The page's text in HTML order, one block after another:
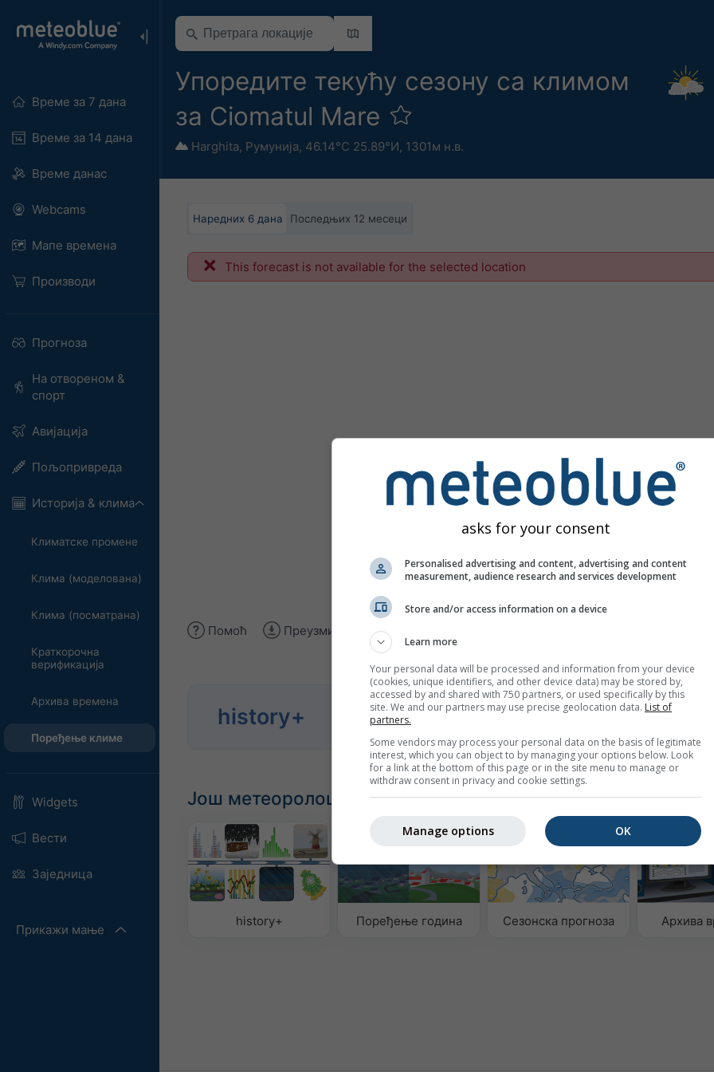
Време за 7 дана
Време за 14 дана
Време данас
Webcams
Мапе времена
Производи
Прогноза
На отвореном &
спорт
Авијација
Пољопривреда
Историја & клима
Климатске промене
Клима (моделована)
Клима (посматрана)
Краткорочна
верификација
Архива времена
Поређење климе
Widgets
Вести
Заједница
Прикажи мање
Упоредите текућу сезону са климом
за Ciomatul Mare
Harghita, Румунија, 46.14°С 25.89°И, 1301м н.в.
Наредних 6 дана Последњих 12 месеци
This forecast is not available for the selected location
Помоћ Преузми слику
history+
Анализирајте историјске метео податке од 1940.
године
Try it for
Још метеоролошких података
history+ Поређење година Сезонска прогноза Архива
asks for your consent
Personalised advertising and content, advertising and content
measurement, audience research and services development
Store and/or access information on a device
Learn more
Your personal data will be processed and information from your device
(cookies, unique identifiers, and other device data) may be stored by,
accessed by and shared with 750 partners, or used specifically by this
site. We and our partners may use precise geolocation data. List of
partners.
Some vendors may process your personal data on the basis of legitimate
interest, which you can object to by managing your options below. Look
for a link at the bottom of this page or in the site menu to manage or
withdraw consent in privacy and cookie settings.
OK
Manage options